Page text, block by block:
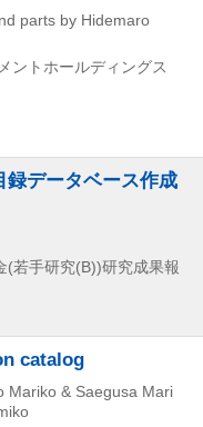
parts by Hidemaro
ントホールディングス
データベース作成
(若手研究(B))研究成果報
catalog
Mariko & Saegusa Mari